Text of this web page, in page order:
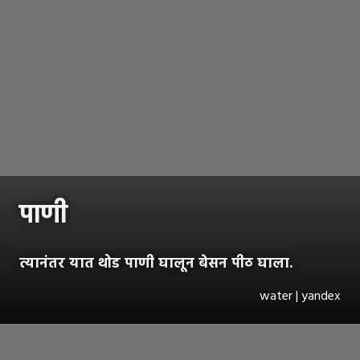
पाणी
त्यानंतर यात थोड पाणी घालून बेसन पीठ घाला.
water | yandex